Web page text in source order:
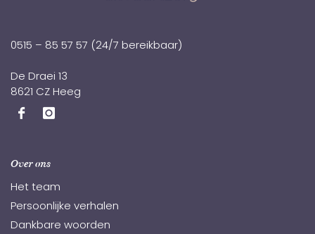
0515 – 85 57 57 (24/7 bereikbaar)
De Draei 13
8621 CZ Heeg
Over ons
Het team
Persoonlijke verhalen
Dankbare woorden